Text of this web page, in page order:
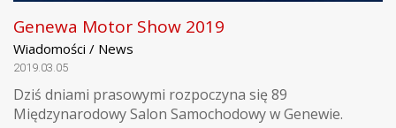
Genewa Motor Show 2019
Wiadomości / News
2019.03.05
Dziś dniami prasowymi rozpoczyna się 89
Międzynarodowy Salon Samochodowy w Genewie.